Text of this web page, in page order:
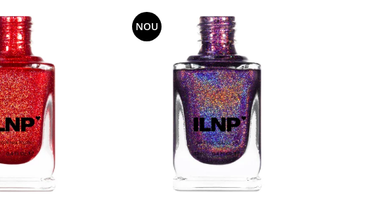
NOU